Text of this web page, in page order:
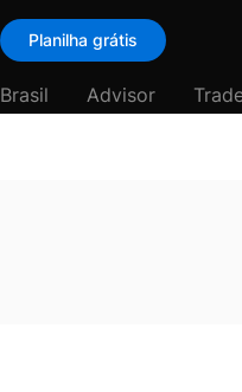
Planilha grátis
Brasil Advisor